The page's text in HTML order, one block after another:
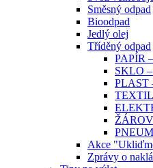
Směsný odpad
Bioodpad
Jedlý olej
Tříděný odpad
PAPÍR
SKLO –
PLAST
TEXTIL
Akce
Zprávy o